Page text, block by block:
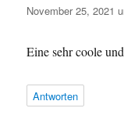
November 25, 2021
Eine sehr coole
Antworten